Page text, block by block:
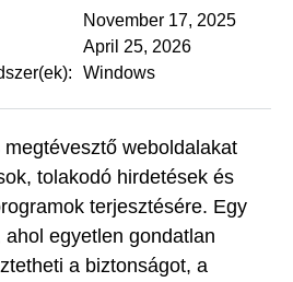
November 17, 2025
April 25, 2026
Windows
weboldalakat
tolakodó hirdetések és
terjesztésére. Egy
egyetlen gondatlan
a biztonságot, a